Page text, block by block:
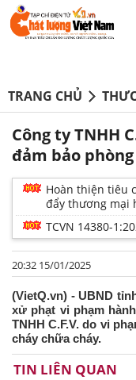
TRANG CHỦ
Công ty TNHH
đảm bảo
Hoàn thiện tiêu
đẩy thương mại
TCVN 14380-
20:32 15/01/2025
(VietQ.vn) - UBND
xử phạt vi phạm
TNHH C.F.V. do vi
cháy chữa cháy.
TIN LIÊN QUAN